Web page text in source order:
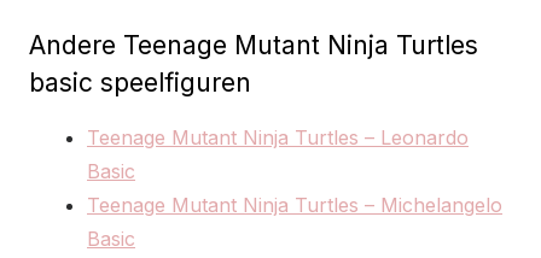
Andere Teenage Mutant Ninja Turtles
basic speelfiguren
Teenage Mutant Ninja Turtles – Leonardo
Basic
Teenage Mutant Ninja Turtles – Michelangelo
Basic